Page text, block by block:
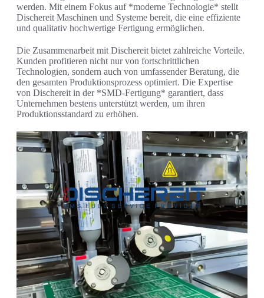
werden. Mit einem Fokus auf *moderne Technologie* stellt
Dischereit Maschinen und Systeme bereit, die eine effiziente
und qualitativ hochwertige Fertigung ermöglichen.
Die Zusammenarbeit mit Dischereit bietet zahlreiche Vorteile.
Kunden profitieren nicht nur von fortschrittlichen
Technologien, sondern auch von umfassender Beratung, die
den gesamten Produktionsprozess optimiert. Die Expertise
von Dischereit in der *SMD-Fertigung* garantiert, dass
Unternehmen bestens unterstützt werden, um ihren
Produktionsstandard zu erhöhen.